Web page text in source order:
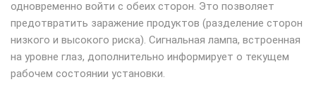
одновременно войти с обеих сторон. Это позволяет
предотвратить заражение продуктов (разделение сторон
низкого и высокого риска). Сигнальная лампа, встроенная
на уровне глаз, дополнительно информирует о текущем
рабочем состоянии установки.